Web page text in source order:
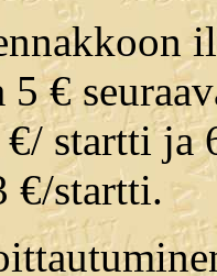
€
startti ja
€/startti.